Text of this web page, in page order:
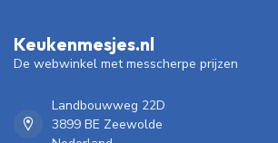
Keukenmesjes.nl
De webwinkel met messcherpe prijzen
Landbouwweg 22D
3899 BE Zeewolde